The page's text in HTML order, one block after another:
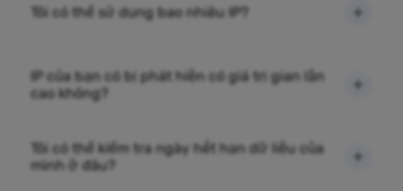
Tôi có thể sử dụng bao nhiêu IP?
IP của bạn có bị phát hiện có giá trị gian lận
cao không?
Tôi có thể kiểm tra ngày hết hạn dữ liệu của
mình ở đâu?